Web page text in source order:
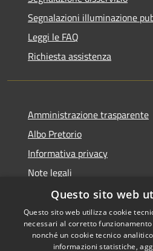
Segnalazioni illuminazione
Leggi le FAQ
Richiesta assistenza
Amministrazione trasparente
Albo Pretorio
Informativa privacy
Note legali
Dichiarazione di accessibilità
Questo sito web
Questo sito web utilizza cookie
necessari al corretto
nonché un cookie tecnico
informazioni statistiche,